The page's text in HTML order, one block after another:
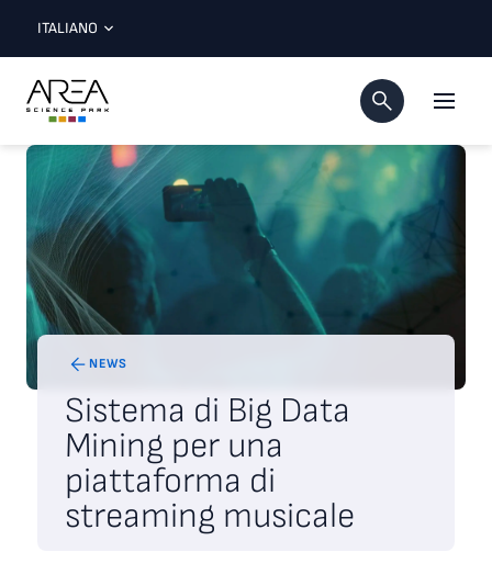
ITALIANO
NEWS
Sistema di Big Data
Mining per una
piattaforma di
streaming musicale